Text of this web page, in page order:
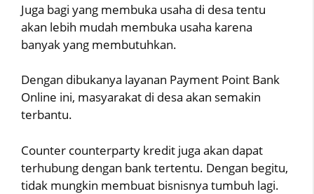
Juga bagi yang membuka usaha di desa tentu
akan lebih mudah membuka usaha karena
banyak yang membutuhkan.
Dengan dibukanya layanan Payment Point Bank
Online ini, masyarakat di desa akan semakin
terbantu.
Counter counterparty kredit juga akan dapat
terhubung dengan bank tertentu. Dengan begitu,
tidak mungkin membuat bisnisnya tumbuh lagi.